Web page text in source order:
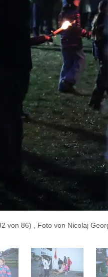
von 86) , Foto von Nicolaj